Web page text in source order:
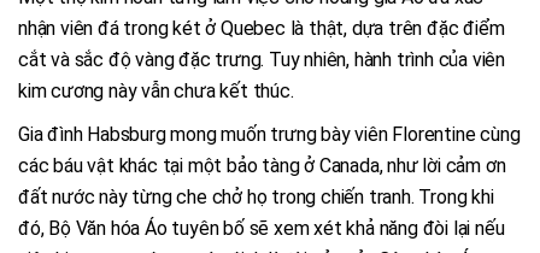
nhận viên đá trong két ở Quebec là thật, dựa trên đặc điểm
cắt và sắc độ vàng đặc trưng. Tuy nhiên, hành trình của viên
kim cương này vẫn chưa kết thúc.
Gia đình Habsburg mong muốn trưng bày viên Florentine cùng
các báu vật khác tại một bảo tàng ở Canada, như lời cảm ơn
đất nước này từng che chở họ trong chiến tranh. Trong khi
đó, Bộ Văn hóa Áo tuyên bố sẽ xem xét khả năng đòi lại nếu